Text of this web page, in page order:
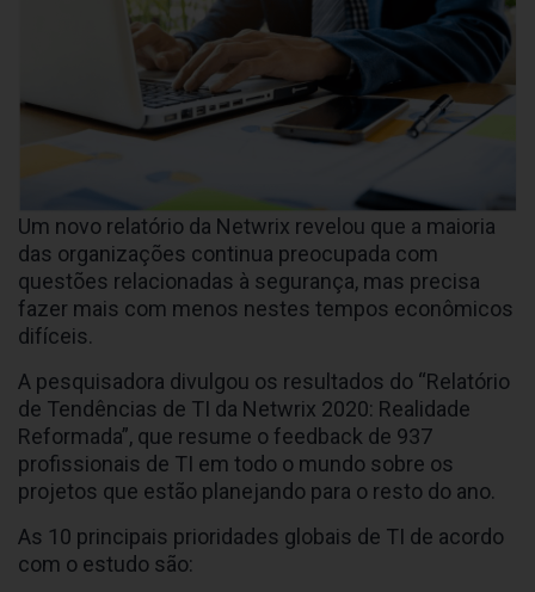
Um novo relatório da Netwrix revelou que a maioria
das organizações continua preocupada com
questões relacionadas à segurança, mas precisa
fazer mais com menos nestes tempos econômicos
difíceis.
A pesquisadora divulgou os resultados do “Relatório
de Tendências de TI da Netwrix 2020: Realidade
Reformada”, que resume o feedback de 937
profissionais de TI em todo o mundo sobre os
projetos que estão planejando para o resto do ano.
As 10 principais prioridades globais de TI de acordo
com o estudo são: